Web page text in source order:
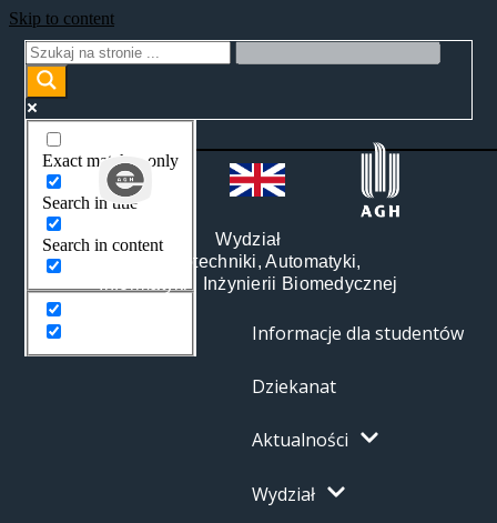
Skip to content
Exact matches only
Search in title
Search in content
Wydział
Elektrotechniki, Automatyki,
Informatyki i Inżynierii Biomedycznej
Informacje dla studentów
Dziekanat
Aktualności
Wydział